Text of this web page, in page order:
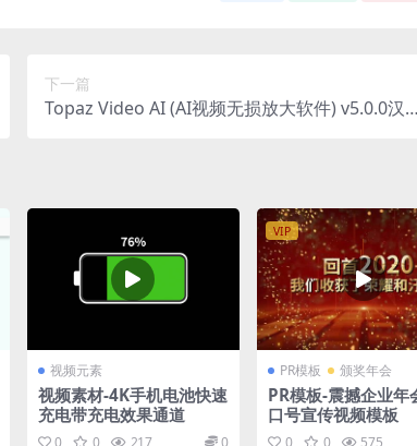
下一篇
Topaz Video AI (AI视频无损放大软件) v5.0.0汉
视频元素
视频素材-4K手机电池快速
充电带充电效果通道
0 0 217 0
VIP
PR模板 颁奖年会
PR模板-震撼企业年
口号宣传视频模板
0 0 575